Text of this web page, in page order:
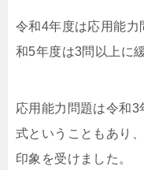
令和4年度は応用能力
和5年度は3問以上に
応用能力問題は令和
式ということもあり
印象を受けました。